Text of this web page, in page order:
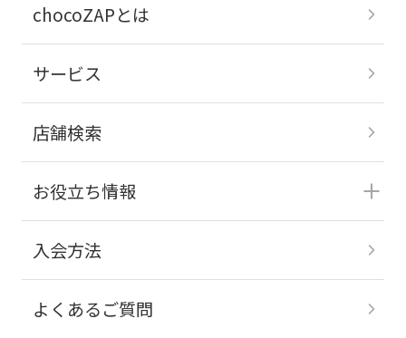
chocoZAPとは
サービス
店舗検索
お役立ち情報
入会方法
よくあるご質問